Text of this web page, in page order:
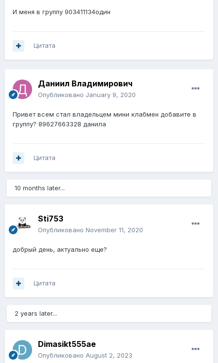
И меня в группу 903411134один
Цитата
Даниил Владимирович
Опубликовано January 9, 2020
Привет всем стал владельцем мини клабмен добавите в
группу? 89627663328 данила
Цитата
10 months later...
Sti753
Опубликовано November 11, 2020
добрый день, актуально еще?
Цитата
2 years later...
Dimasikt555ae
Опубликовано August 2, 2023